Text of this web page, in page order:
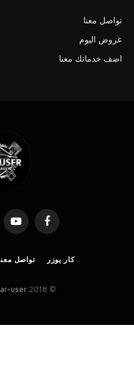
تواصل معنا
عروض اليوم
اضف خدماتك معنا
Facebook
كار يوزر تواصل
© 2018 Designed by
user